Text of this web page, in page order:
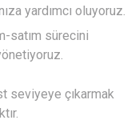
yardımcı oluyoruz.
satım sürecini
seviyeye çıkarmak